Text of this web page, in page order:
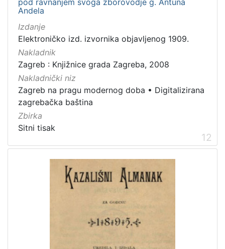
Andela
Izdanje
Elektroničko izd. izvornika objavljenog 1909.
Nakladnik
Zagreb : Knjižnice grada Zagreba, 2008
Nakladnički niz
Zagreb na pragu modernog doba • Digitalizirana
zagrebačka baština
Zbirka
Sitni tisak
12